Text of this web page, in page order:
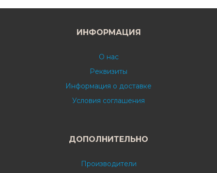
ИНФОРМАЦИЯ
О нас
Реквизиты
Информация о доставке
Условия соглашения
ДОПОЛНИТЕЛЬНО
Производители